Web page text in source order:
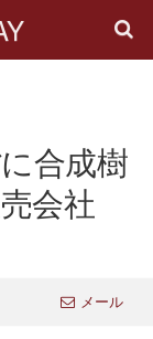
合成樹
会社
メール